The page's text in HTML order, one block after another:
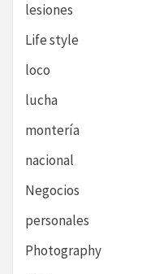
lesiones
Life style
loco
lucha
montería
nacional
Negocios
personales
Photography